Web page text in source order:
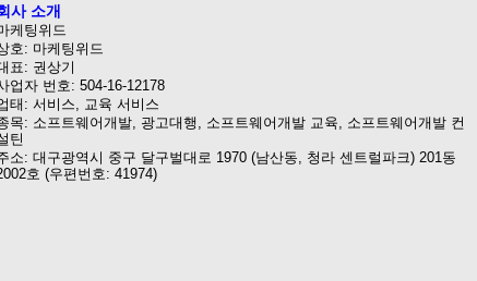
사 소개
케팅위드
호: 마케팅위드
표: 권상기
업자 번호: 504-16-12178
태: 서비스, 교육 서비스
목: 소프트웨어개발, 광고대행, 소프트웨어개발 교육, 소프트웨어개발 컨
틴
소: 대구광역시 중구 달구벌대로 1970 (남산동, 청라 센트럴파크) 201동
호 (우편번호: 41974)